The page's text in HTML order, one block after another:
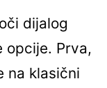
dijalog
opcije. Prva,
na klasični